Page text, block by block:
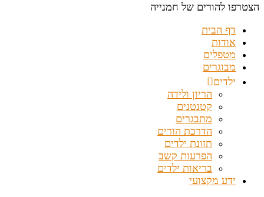
הצטרפו להורים של חמנייה
דף הבית
אודות
מטפלים
מבוגרים
ילדים
הריון ולידה
קטנטנים
מתבגרים
הדרכת הורים
תזונת ילדים
הפרעות קשב
בריאות ילדים
ידע מקצועי